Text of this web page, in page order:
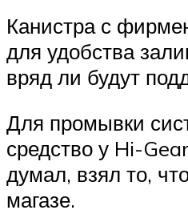
Канистра с
для удобства
вряд ли будут
Для промывки
средство у Hi-
думал, взял то,
магазе.